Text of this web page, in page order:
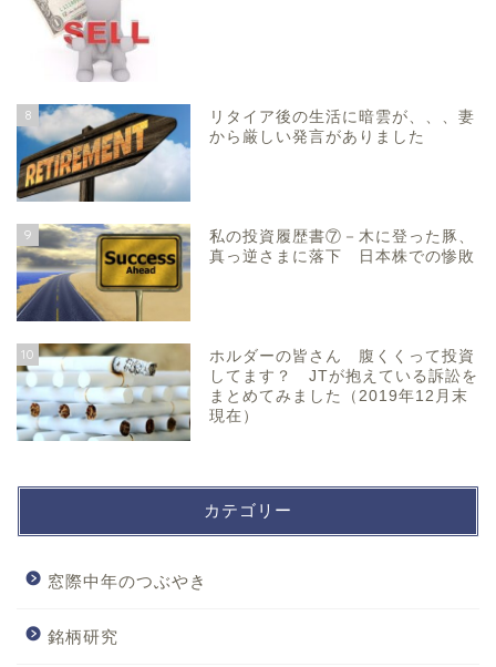
8
リタイア後の生活に暗雲が、、、妻
から厳しい発言がありました
9
私の投資履歴書⑦－木に登った豚、
真っ逆さまに落下 日本株での惨敗
10
ホルダーの皆さん 腹くくって投資
してます？ JTが抱えている訴訟を
まとめてみました（2019年12月末
現在）
カテゴリー
窓際中年のつぶやき
銘柄研究